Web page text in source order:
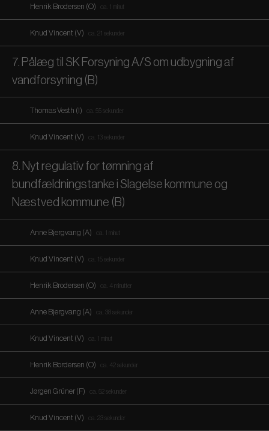
Henrik Brodersen (O) ca. 1 minut
Knud Vincent (V) ca. 21 sekunder
7. Pålæg til SK Forsyning A/S om udbygning af
vandforsyning (B)
Thomas Vesth (I) ca. 55 sekunder
Knud Vincent (V) ca. 13 sekunder
8. Nyt regulativ for tømning af
bundfældningstanke i Slagelse kommune og
Næstved kommune (B)
Anne Bjergvang (A) ca. 1 minut
Knud Vincent (V) ca. 15 sekunder
Henrik Brodersen (O) ca. 4 minutter
Anne Bjergvang (A) ca. 38 sekunder
Knud Vincent (V) ca. 1 minut
Henrik Bordersen (O) ca. 42 sekunder
Jørgen Grüner (F) ca. 52 sekunder
Knud Vincent (V) ca. 23 sekunder